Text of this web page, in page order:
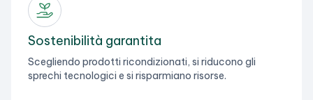
Sostenibilità garantita
Scegliendo prodotti ricondizionati, si riducono gli
sprechi tecnologici e si risparmiano risorse.